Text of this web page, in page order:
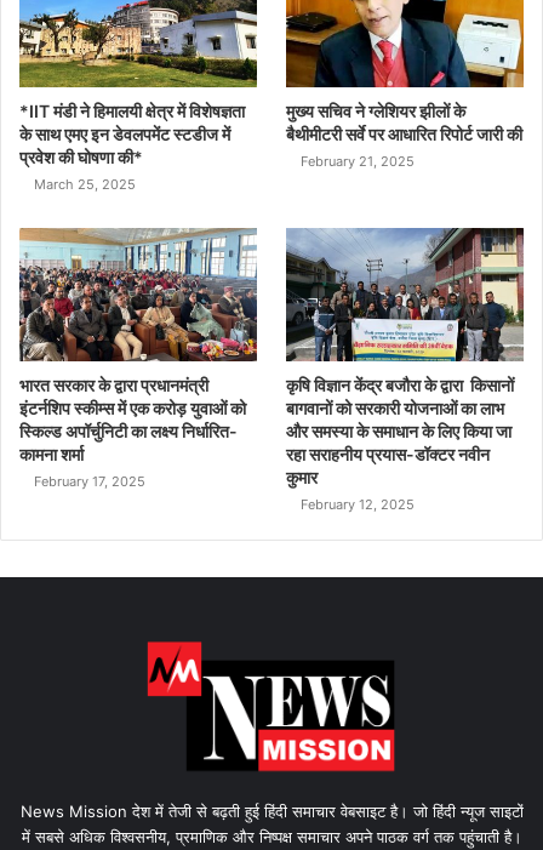
*IIT मंडी ने हिमालयी क्षेत्र में विशेषज्ञता
के साथ एमए इन डेवलपमेंट स्टडीज में
प्रवेश की घोषणा की*
March 25, 2025
मुख्य सचिव ने ग्लेशियर झीलों के
बैथीमीटरी सर्वे पर आधारित रिपोर्ट जारी की
February 21, 2025
भारत सरकार के द्वारा प्रधानमंत्री
इंटर्नशिप स्कीम्स में एक करोड़ युवाओं को
स्किल्ड अपॉर्चुनिटी का लक्ष्य निर्धारित-
कामना शर्मा
February 17, 2025
कृषि विज्ञान केंद्र बजौरा के द्वारा किसानों
बागवानों को सरकारी योजनाओं का लाभ
और समस्या के समाधान के लिए किया जा
रहा सराहनीय प्रयास-डॉक्टर नवीन
कुमार
February 12, 2025
News Mission देश में तेजी से बढ़ती हुई हिंदी समाचार वेबसाइट है। जो हिंदी न्यूज साइटों
में सबसे अधिक विश्वसनीय, प्रमाणिक और निष्पक्ष समाचार अपने पाठक वर्ग तक पहुंचाती है।